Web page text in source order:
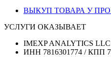
ВЫКУП ТОВАРА У
УСЛУГИ ОКАЗЫВАЕТ
IMEXP ANALYTICS LLC
ИНН 7816301774 / КПП